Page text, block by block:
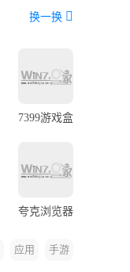
对大家有
换一换
7399游戏盒
夸克浏览器
手游
应用